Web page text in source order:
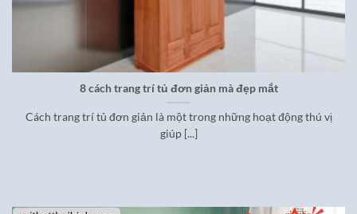
8 cách trang trí tủ đơn giản mà đẹp mắt
Cách trang trí tủ đơn giản là một trong những hoạt động thú vị
giúp [...]